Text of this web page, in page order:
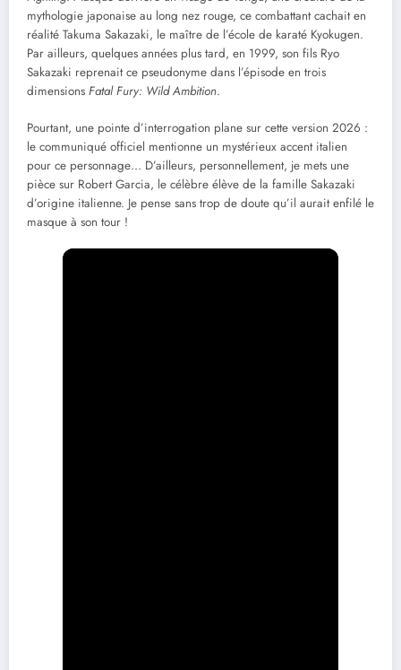
mythologie japonaise au long nez rouge, ce combattant cachait en
réalité Takuma Sakazaki, le maître de l’école de karaté Kyokugen.
Par ailleurs, quelques années plus tard, en 1999, son fils Ryo
Sakazaki reprenait ce pseudonyme dans l’épisode en trois
dimensions Fatal Fury: Wild Ambition.
Pourtant, une pointe d’interrogation plane sur cette version 2026 :
le communiqué officiel mentionne un mystérieux accent italien
pour ce personnage… D’ailleurs, personnellement, je mets une
pièce sur Robert Garcia, le célèbre élève de la famille Sakazaki
d’origine italienne. Je pense sans trop de doute qu’il aurait enfilé le
masque à son tour !